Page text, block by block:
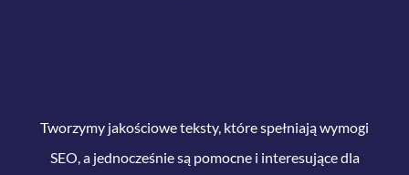
Tworzymy jakościowe teksty, które spełniają wymogi
SEO, a jednocześnie są pomocne i interesujące dla